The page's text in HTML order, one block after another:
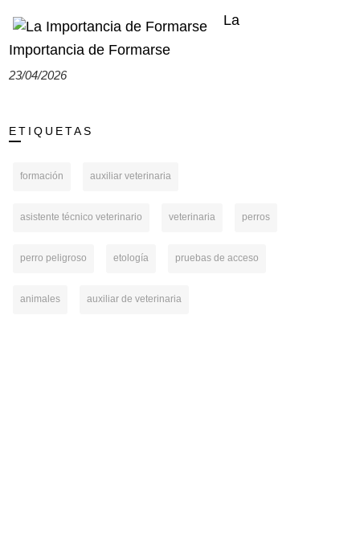
La
Importancia de Formarse
23/04/2026
ETIQUETAS
formación auxiliar veterinaria
asistente técnico veterinario veterinaria perros
perro peligroso etología pruebas de acceso
animales auxiliar de veterinaria